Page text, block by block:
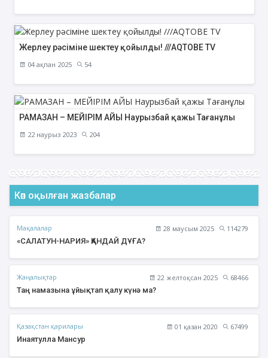
Жерлеу рәсіміне шектеу қойылды! ///AQTOBE TV
04 ақпан 2025 54
РАМАЗАН – МЕЙІРІМ АЙЫ Наурызбай қажы Тағанұлы
22 наурыз 2023 204
Көп оқылған жазбалар
Мақалалар 28 маусым 2025
114279
«САЛАТУН-НАРИЯ» ҚАНДАЙ ДҰҒА?
Жаңалықтар 22 желтоқсан 2025
68466
Таң намазына ұйықтап қалу күнә ма?
Қазақстан қарилары 01 қазан 2020
67499
Инаятулла Мансур